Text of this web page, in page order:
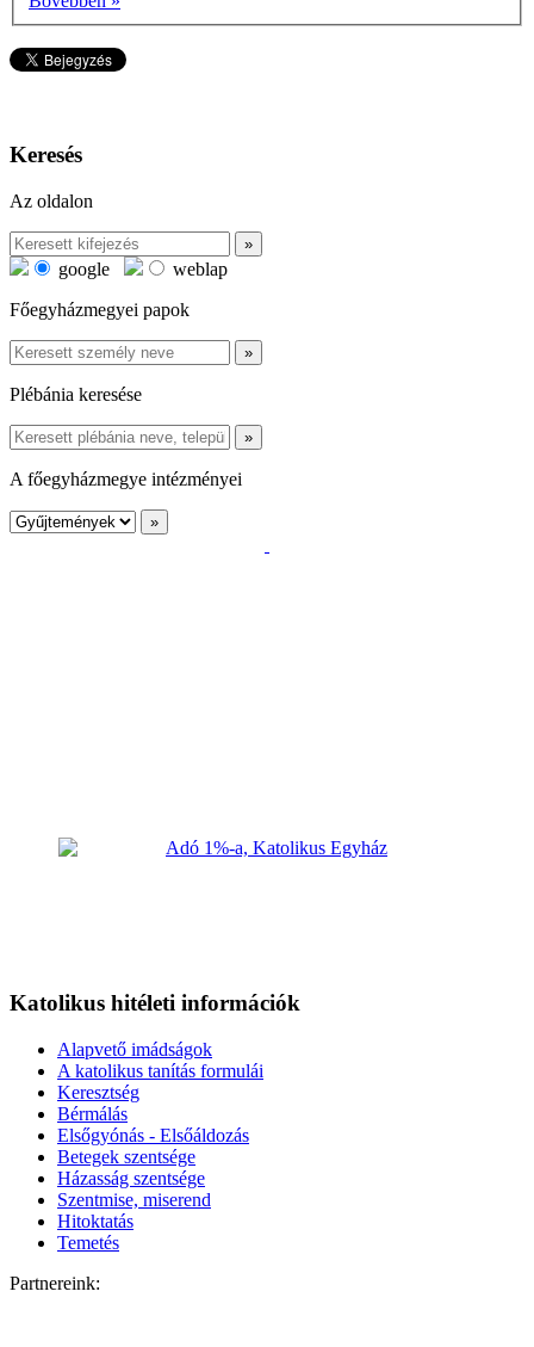
Keresés
Az oldalon
google
weblap
Főegyházmegyei papok
Plébánia keresése
A főegyházmegye intézményei
Katolikus hitéleti információk
Alapvető imádságok
A katolikus tanítás formulái
Keresztség
Bérmálás
Elsőgyónás - Elsőáldozás
Betegek szentsége
Házasság szentsége
Szentmise, miserend
Hitoktatás
Temetés
Partnereink: